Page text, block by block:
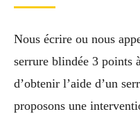
Nous écrire ou nous
serrure blindée 3 points
d’obtenir l’aide d’un
proposons une